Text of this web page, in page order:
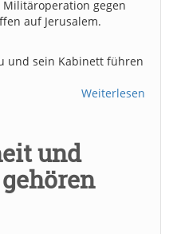
gegen
auf Jerusalem.
und sein Kabinett führen
Weiterlesen
und